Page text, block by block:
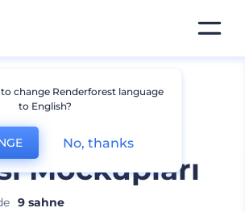
Bira
Mockupları
9 sahne
change Renderforest language
to English?
No, thanks